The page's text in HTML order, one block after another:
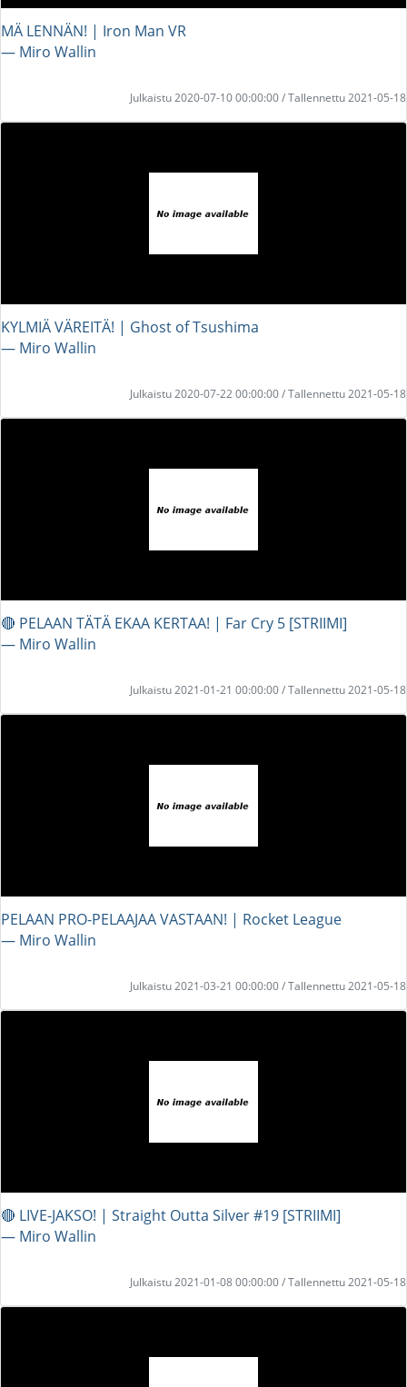
MÄ LENNÄN! | Iron Man VR
― Miro Wallin
Julkaistu 2020-07-10 00:00:00 / Tallennettu 2021-05-18
KYLMIÄ VÄREITÄ! | Ghost of Tsushima
― Miro Wallin
Julkaistu 2020-07-22 00:00:00 / Tallennettu 2021-05-18
🔴 PELAAN TÄTÄ EKAA KERTAA! | Far Cry 5 [STRIIMI]
― Miro Wallin
Julkaistu 2021-01-21 00:00:00 / Tallennettu 2021-05-18
PELAAN PRO-PELAAJAA VASTAAN! | Rocket League
― Miro Wallin
Julkaistu 2021-03-21 00:00:00 / Tallennettu 2021-05-18
🔴 LIVE-JAKSO! | Straight Outta Silver #19 [STRIIMI]
― Miro Wallin
Julkaistu 2021-01-08 00:00:00 / Tallennettu 2021-05-18